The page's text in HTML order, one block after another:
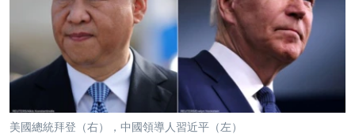
到
索
國際
經貿
視頻
美國總統拜登（右），中國領導人習近平（左）